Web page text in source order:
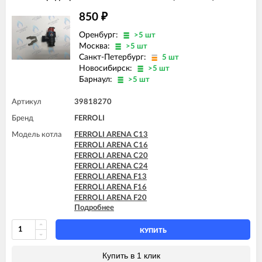
850 ₽
Оренбург: >5 шт
Москва: >5 шт
Санкт-Петербург: 5 шт
Новосибирск: >5 шт
Барнаул: >5 шт
Артикул 39818270
Бренд FERROLI
Модель котла
FERROLI ARENA C13
FERROLI ARENA C16
FERROLI ARENA C20
FERROLI ARENA C24
FERROLI ARENA F13
FERROLI ARENA F16
FERROLI ARENA F20
FERROLI ARENA F24
FERROLI BLUEHELIX PRO 25 C
FERROLI BLUEHELIX PRO 32 C
FERROLI BLUEHELIX TECH 18A-E
Подробнее
КУПИТЬ
Купить в 1 клик